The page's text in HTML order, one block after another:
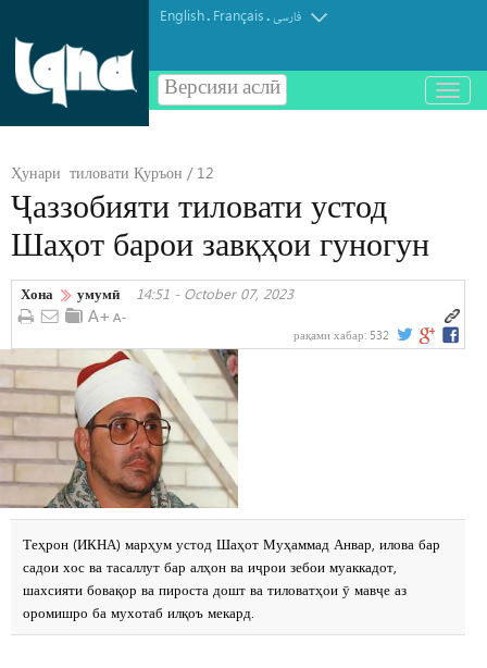
English. Français.فارسی
Версияи аслӣ
باز
و
Ҳунари тиловати Қуръон / 12
Ҷаззобияти тиловати устод
Шаҳот барои завқҳои гуногун
Хона умумӣ 14:51 - October 07, 2023
рақами хабар: 532
Теҳрон (ИКНА) марҳум устод Шаҳот Муҳаммад Анвар, илова бар
садои хос ва тасаллут бар алҳон ва иҷрои зебои муаккадот,
шахсияти бовақор ва пироста дошт ва тиловатҳои ӯ мавҷе аз
оромишро ба мухотаб илқоъ мекард.